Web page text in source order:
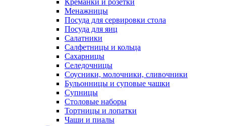
Креманки и розетки
Менажницы
Посуда для сервировки стола
Посуда для яиц
Салатники
Салфетницы и кольца
Сахарницы
Селедочницы
Соусники, молочники, сливочники
Бульонницы и суповые чашки
Супницы
Столовые наборы
Тортницы и лопатки
Чаши и пиалы